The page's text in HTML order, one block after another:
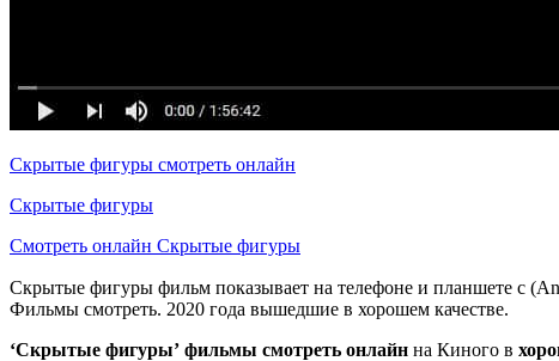
Скрытые фигуры смотреть онлайн
Скрытые фигуры
Смотреть онлайн Скрытые фигуры
Скрытые фигуры фильм показывает на телефоне и планшете с
Фильмы смотреть. 2020 года вышедшие в хорошем качестве.
‘Скрытые фигуры’ фильмы смотреть онлайн на Киного в